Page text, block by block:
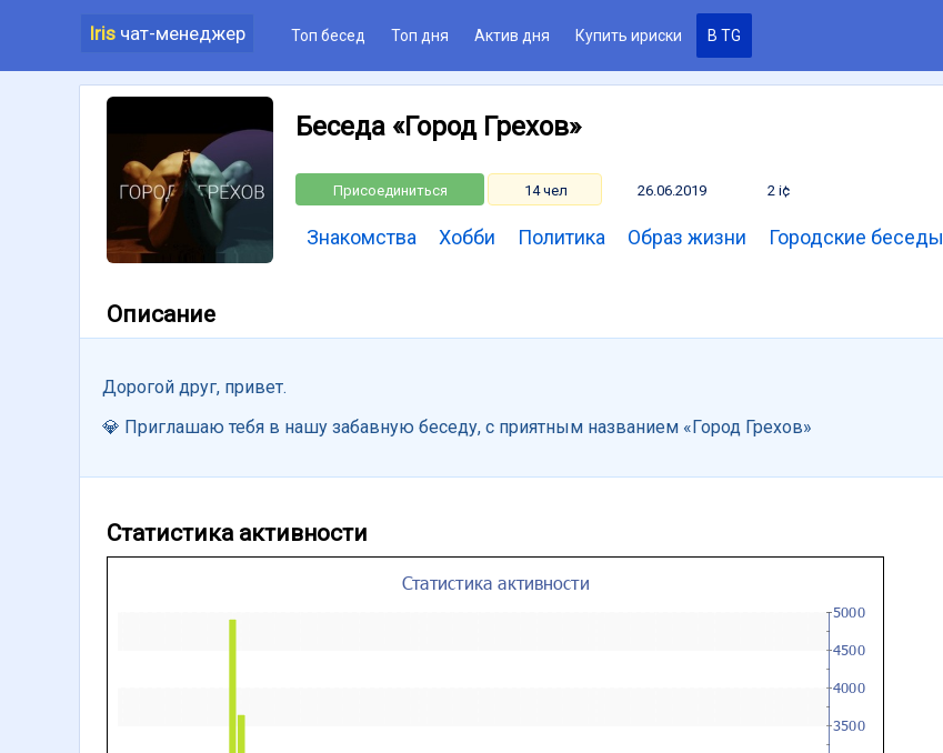
Iris чат-менеджер Топ бесед Топ дня Актив дня Купить ириски В TG
Беседа «Город Грехов»
Присоединиться 14 чел 26.06.2019 2 i¢
Знакомства Хобби Политика Образ жизни Городские беседы
Описание
Дорогой друг, привет.
💎 Приглашаю тебя в нашу забавную беседу, с приятным названием «Город Грехов»
Статистика активности